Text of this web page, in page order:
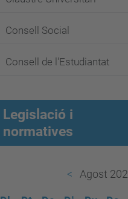
Consell Social
Consell de l'Estudiantat
Legislació i
normatives
Agost